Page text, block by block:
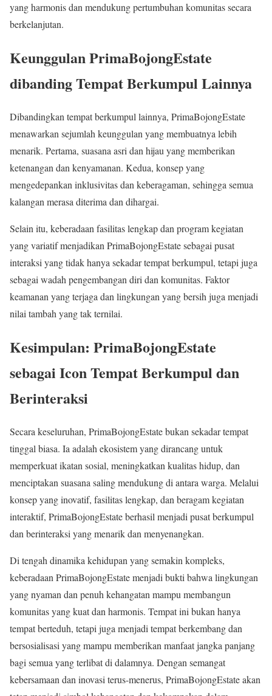
yang harmonis dan mendukung pertumbuhan komunitas secara
berkelanjutan.
Keunggulan PrimaBojongEstate
dibanding Tempat Berkumpul Lainnya
Dibandingkan tempat berkumpul lainnya, PrimaBojongEstate
menawarkan sejumlah keunggulan yang membuatnya lebih
menarik. Pertama, suasana asri dan hijau yang memberikan
ketenangan dan kenyamanan. Kedua, konsep yang
mengedepankan inklusivitas dan keberagaman, sehingga semua
kalangan merasa diterima dan dihargai.
Selain itu, keberadaan fasilitas lengkap dan program kegiatan
yang variatif menjadikan PrimaBojongEstate sebagai pusat
interaksi yang tidak hanya sekadar tempat berkumpul, tetapi juga
sebagai wadah pengembangan diri dan komunitas. Faktor
keamanan yang terjaga dan lingkungan yang bersih juga menjadi
nilai tambah yang tak ternilai.
Kesimpulan: PrimaBojongEstate
sebagai Icon Tempat Berkumpul dan
Berinteraksi
Secara keseluruhan, PrimaBojongEstate bukan sekadar tempat
tinggal biasa. Ia adalah ekosistem yang dirancang untuk
memperkuat ikatan sosial, meningkatkan kualitas hidup, dan
menciptakan suasana saling mendukung di antara warga. Melalui
konsep yang inovatif, fasilitas lengkap, dan beragam kegiatan
interaktif, PrimaBojongEstate berhasil menjadi pusat berkumpul
dan berinteraksi yang menarik dan menyenangkan.
Di tengah dinamika kehidupan yang semakin kompleks,
keberadaan PrimaBojongEstate menjadi bukti bahwa lingkungan
yang nyaman dan penuh kehangatan mampu membangun
komunitas yang kuat dan harmonis. Tempat ini bukan hanya
tempat berteduh, tetapi juga menjadi tempat berkembang dan
bersosialisasi yang mampu memberikan manfaat jangka panjang
bagi semua yang terlibat di dalamnya. Dengan semangat
kebersamaan dan inovasi terus-menerus, PrimaBojongEstate akan